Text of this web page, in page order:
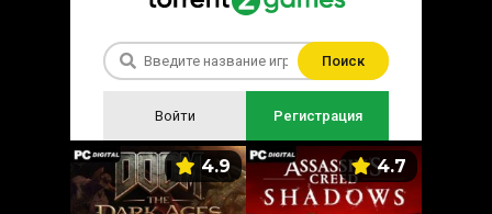
Поиск
Войти Регистрация
4.9 4.7